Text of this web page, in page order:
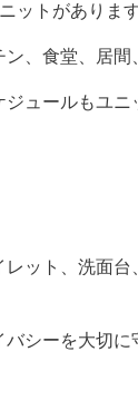
ットがあります
、食堂、居
ュールもユ
ット、洗面
シーを大切